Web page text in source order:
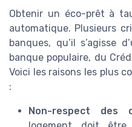
Obtenir un éco-prêt à
automatique. Plusieurs
banques, qu’il s’agisse
banque populaire, du
Voici les raisons les plus
:
Non-respect des